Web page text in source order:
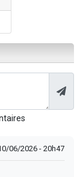
06/2026 - 20h47